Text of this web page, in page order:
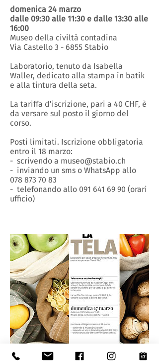
domenica 24 marzo
dalle 09:30 alle 11:30 e dalle 13:30 alle
16:00
Museo della civiltà contadina
Via Castello 3 - 6855 Stabio
Laboratorio, tenuto da Isabella
Waller, dedicato alla stampa in batik
e alla tintura della seta.
La tariffa d’iscrizione, pari a 40 CHF, è
da versare sul posto il giorno del
corso.
Posti limitati. Iscrizione obbligatoria
entro il 18 marzo:
- scrivendo a museo@stabio.ch
- inviando un sms o WhatsApp allo
078 873 70 83
- telefonando allo 091 641 69 90 (orari
ufficio)
CERA LA TELA